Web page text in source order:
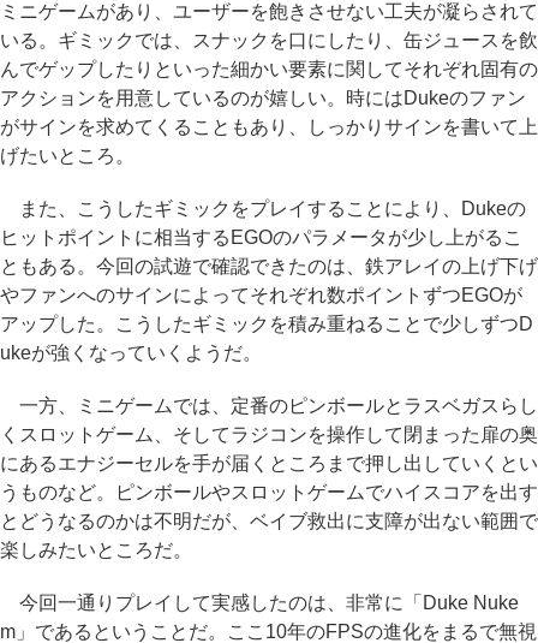
ミニゲームがあり、ユーザーを飽きさせない工夫が凝らされて
いる。ギミックでは、スナックを口にしたり、缶ジュースを飲
んでゲップしたりといった細かい要素に関してそれぞれ固有の
アクションを用意しているのが嬉しい。時にはDukeのファン
がサインを求めてくることもあり、しっかりサインを書いて上
げたいところ。
また、こうしたギミックをプレイすることにより、Dukeの
ヒットポイントに相当するEGOのパラメータが少し上がるこ
ともある。今回の試遊で確認できたのは、鉄アレイの上げ下げ
やファンへのサインによってそれぞれ数ポイントずつEGOが
アップした。こうしたギミックを積み重ねることで少しずつD
ukeが強くなっていくようだ。
一方、ミニゲームでは、定番のピンボールとラスベガスらし
くスロットゲーム、そしてラジコンを操作して閉まった扉の奥
にあるエナジーセルを手が届くところまで押し出していくとい
うものなど。ピンボールやスロットゲームでハイスコアを出す
とどうなるのかは不明だが、ベイブ救出に支障が出ない範囲で
楽しみたいところだ。
今回一通りプレイして実感したのは、非常に「Duke Nuke
m」であるということだ。ここ10年のFPSの進化をまるで無視